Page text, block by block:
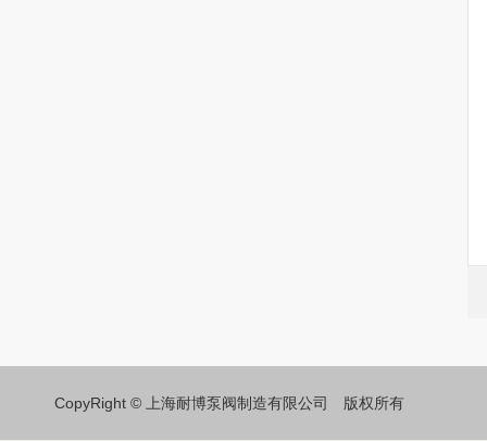
CopyRight © 上海耐博泵阀制造有限公司 版权所有